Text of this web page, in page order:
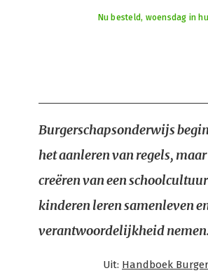
Nu besteld, woensdag in
Burgerschapsonderwijs
het aanleren van regels,
creëren van een
kinderen leren samenleven
verantwoordelijkheid
Uit: Handboek